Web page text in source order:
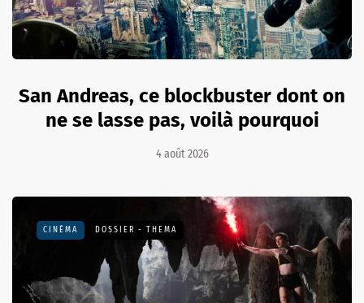
San Andreas, ce blockbuster dont on
ne se lasse pas, voilà pourquoi
4 août 2026
CINÉMA DOSSIER - THEMA